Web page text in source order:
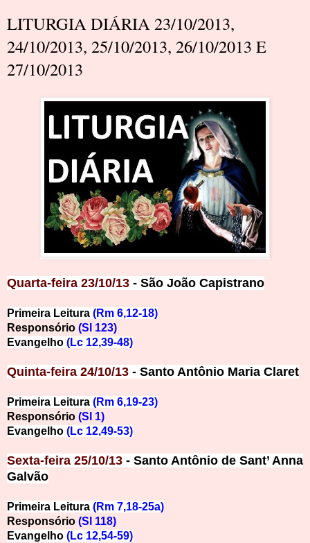
LITURGIA DIÁRIA 23/10/2013,
24/10/2013, 25/10/2013, 26/10/2013 E
27/10/2013
Quarta-feira 23/10/13 - São João Capistrano
Primeira Leitura (Rm 6,12-18)
Responsório (Sl 123)
Evangelho (Lc 12,39-48)
Quinta-feira 24/10/13 - Santo Antônio Maria Claret
Primeira Leitura (Rm 6,19-23)
Responsório (Sl 1)
Evangelho (Lc 12,49-53)
Sexta-feira 25/10/13 - Santo Antônio de Sant’ Anna
Galvão
Primeira Leitura (Rm 7,18-25a)
Responsório (Sl 118)
Evangelho (Lc 12,54-59)